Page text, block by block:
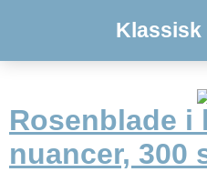
Klassisk
Rosenblade i
nuancer, 300